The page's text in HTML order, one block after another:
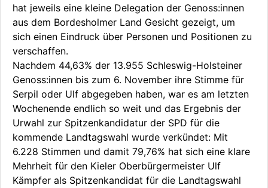
hat jeweils eine kleine Delegation der Genoss:innen
aus dem Bordesholmer Land Gesicht gezeigt, um
sich einen Eindruck über Personen und Positionen zu
verschaffen.
Nachdem 44,63% der 13.955 Schleswig-Holsteiner
Genoss:innen bis zum 6. November ihre Stimme für
Serpil oder Ulf abgegeben haben, war es am letzten
Wochenende endlich so weit und das Ergebnis der
Urwahl zur Spitzenkandidatur der SPD für die
kommende Landtagswahl wurde verkündet: Mit
6.228 Stimmen und damit 79,76% hat sich eine klare
Mehrheit für den Kieler Oberbürgermeister Ulf
Kämpfer als Spitzenkandidat für die Landtagswahl